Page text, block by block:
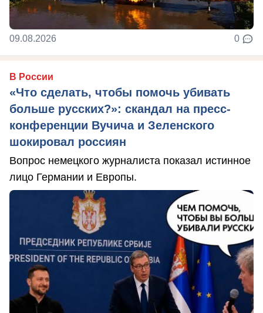
09.08.2026 0
В России
«Что сделать, чтобы помочь убивать
больше русских?»: скандал на пресс-
конференции Вучича и Зеленского
шокировал россиян
Вопрос немецкого журналиста показал истинное
лицо Германии и Европы.